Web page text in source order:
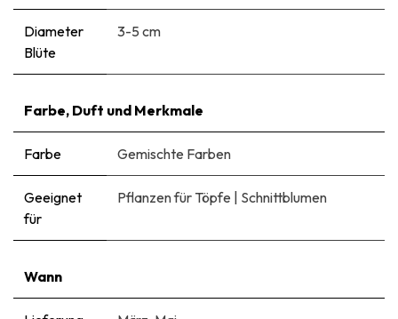
Diameter
Blüte
3-5 cm
Farbe, Duft und Merkmale
Farbe Gemischte Farben
Geeignet
für
Pflanzen für Töpfe | Schnittblumen
Wann